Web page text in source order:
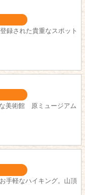
録された貴重なスポット
美術館 原ミュージアム
手軽なハイキング。山頂